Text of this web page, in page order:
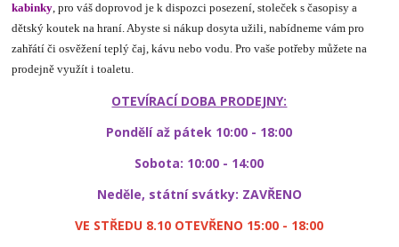
kabinky, pro váš doprovod je k dispozci posezení, stoleček s časopisy a
dětský koutek na hraní. Abyste si nákup dosyta užili, nabídneme vám pro
zahřátí či osvěžení teplý čaj, kávu nebo vodu. Pro vaše potřeby můžete na
prodejně využít i toaletu.
OTEVÍRACÍ DOBA PRODEJNY:
Pondělí až pátek 10:00 - 18:00
Sobota: 10:00 - 14:00
Neděle, státní svátky: ZAVŘENO
VE STŘEDU 8.10 OTEVŘENO 15:00 - 18:00